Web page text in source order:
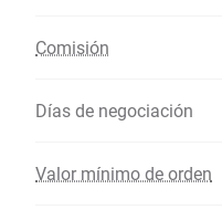
Comisión
Días de negociación
Valor mínimo de orden